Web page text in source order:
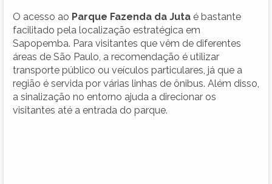
O acesso ao Parque Fazenda da Juta é bastante
facilitado pela localização estratégica em
Sapopemba. Para visitantes que vêm de diferentes
áreas de São Paulo, a recomendação é utilizar
transporte público ou veículos particulares, já que a
região é servida por várias linhas de ônibus. Além disso,
a sinalização no entorno ajuda a direcionar os
visitantes até a entrada do parque.